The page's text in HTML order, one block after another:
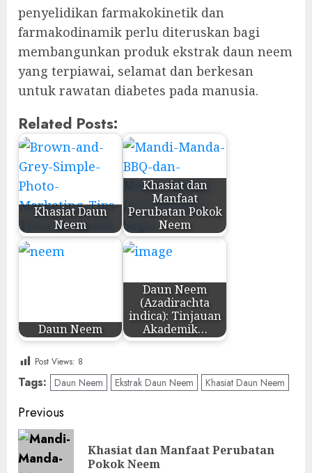
penyelidikan farmakokinetik dan
farmakodinamik perlu diteruskan bagi
membangunkan produk ekstrak daun neem
yang terpiawai, selamat dan berkesan
untuk rawatan diabetes pada manusia.
Related Posts:
Khasiat Daun
Neem
Khasiat dan
Manfaat
Perubatan Pokok
Neem
Daun Neem
Daun Neem
(Azadirachta
indica): Tinjauan
Akademik…
Post Views: 8
Tags: Daun Neem Ekstrak Daun Neem Khasiat Daun Neem
Post
navigation
Previous
Khasiat dan Manfaat Perubatan
Pokok Neem